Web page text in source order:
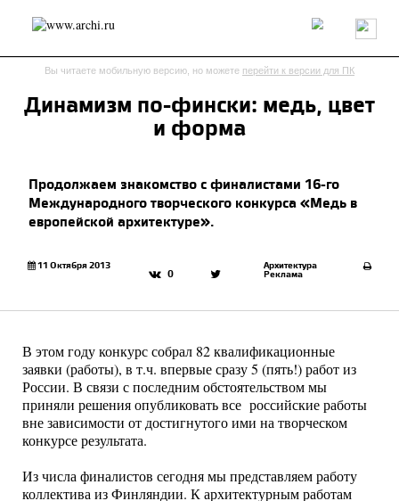
Россия Мир Технологии Интерьер Пресса
Архитекторы
Анонсы конкурсов
Обзор
Объект
Результаты конкурса
Репортаж
Рецензия Архитектура
Выставка
Дизайн
Иностранцы в России
Вы читаете мобильную версию, но можете перейти к версии для ПК
Динамизм по-фински: медь, цвет
и форма
Продолжаем знакомство с финалистами 16-го
Международного творческого конкурса «Медь в
европейской архитектуре».
11 Октября 2013
0
Архитектура
Реклама
В этом году конкурс собрал 82 квалификационные
заявки (работы), в т.ч. впервые сразу 5 (пять!) работ из
России. В связи с последним обстоятельством мы
приняли решения опубликовать все российские работы
вне зависимости от достигнутого ими на творческом
конкурсе результата.
Из числа финалистов сегодня мы представляем работу
коллектива из Финляндии. К архитектурным работам